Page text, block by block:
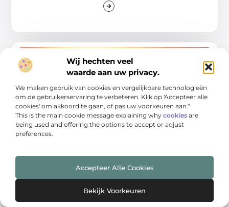
Wij hechten veel
waarde aan uw privacy.
We maken gebruik van cookies en vergelijkbare technologieën
om de gebruikerservaring te verbeteren. Klik op 'Accepteer alle
cookies' om akkoord te gaan, of pas uw voorkeuren aan."
This is the main cookie message explaining why cookies are
being used and offering the options to accept or adjust
preferences.
Accepteer Alle Cookies
Bekijk Voorkeuren
AANBIEDINGEN
Bergen op Zoom